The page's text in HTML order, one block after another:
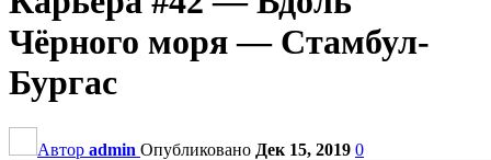
Чёрного моря — Стамбул-
Бургас
Автор admin Опубликовано Дек 15, 2019 0